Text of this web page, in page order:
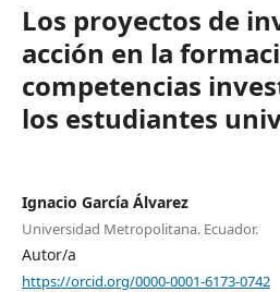
Los proyectos de
acción en la
competencias
los estudiantes
Ignacio García Álvarez
Universidad Metropolitana. Ecuador.
Autor/a
https://orcid.org/0000-0001-6173-0742